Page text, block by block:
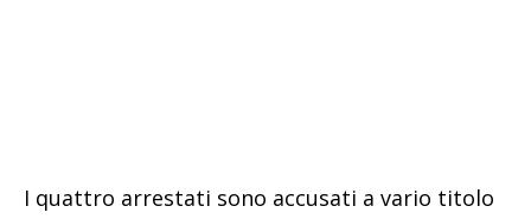
I quattro arrestati sono accusati a vario titolo